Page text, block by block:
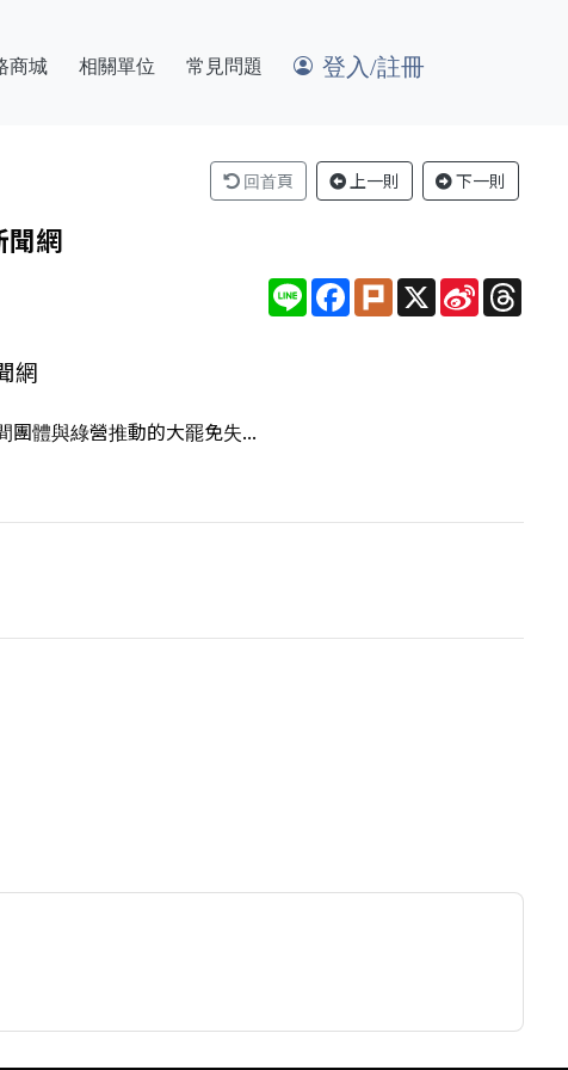
商城 相關單位 常見問題 登入/註冊
回首頁 上一則 下一則
聞網
Line Facebook
PlurkX Sina
Weibo
網
團體與綠營推動的大罷免失...